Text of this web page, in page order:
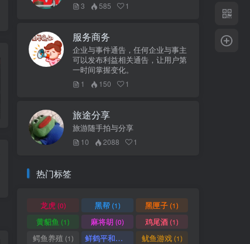
3 585 1
服务商务
企业与事件通告，任何企业与事主
可以发布利益相关通告，让用户第
一时间掌握变化。
1 150 1
旅途分享
旅游随手拍与分享
10 2088 1
热门标签
龙虎(0) 黑帮(1) 黑匣子(1)
黄貂鱼 (1) 麻将胡 (0) 鸡尾酒(1)
鳄鱼养殖 (1) 鲜鹤平和赏 鱿鱼游戏(1)